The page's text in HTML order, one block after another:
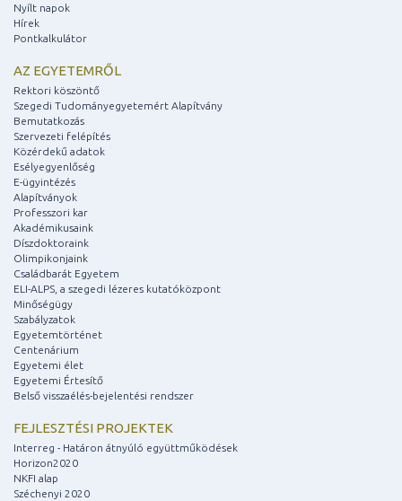
Nyílt napok
Hírek
Pontkalkulátor
AZ EGYETEMRŐL
Rektori köszöntő
Szegedi Tudományegyetemért Alapítvány
Bemutatkozás
Szervezeti felépítés
Közérdekű adatok
Esélyegyenlőség
E-ügyintézés
Alapítványok
Professzori kar
Akadémikusaink
Díszdoktoraink
Olimpikonjaink
Családbarát Egyetem
ELI-ALPS, a szegedi lézeres kutatóközpont
Minőségügy
Szabályzatok
Egyetemtörténet
Centenárium
Egyetemi élet
Egyetemi Értesítő
Belső visszaélés-bejelentési rendszer
FEJLESZTÉSI PROJEKTEK
Interreg - Határon átnyúló együttműködések
Horizon2020
NKFI alap
Széchenyi 2020